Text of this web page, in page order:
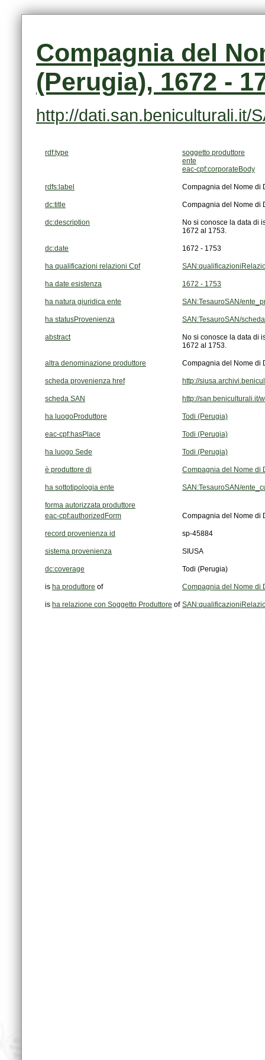
(Perugia), 1672 -
http://dati.san.beniculturali.it/
rdf:type
soggetto produttore
ente
eac-cpf:corporateBody
rdfs:label Compagnia del Nome di
dc:title Compagnia del Nome di
dc:description
1672 al 1753.
dc:date 1672 - 1753
ha qualificazioni relazioni Cpf
ha date esistenza 1672 - 1753
ha natura giuridica ente SAN:TesauroSAN/
ha statusProvenienza SAN:TesauroSAN/
abstract
1672 al 1753.
altra denominazione produttore Compagnia del Nome di
scheda provenienza href http://
scheda SAN http://san.beniculturali.it/
ha luogoProduttore Todi (Perugia)
eac-cpf:hasPlace Todi (Perugia)
ha luogo Sede Todi (Perugia)
è produttore di Compagnia del Nome di
ha sottotipologia ente SAN:TesauroSAN/
forma autorizzata produttore
eac-cpf:authorizedForm
Compagnia del Nome di
record provenienza id sp-45884
sistema provenienza SIUSA
dc:coverage Todi (Perugia)
is ha produttore of Compagnia del Nome di
is ha relazione con Soggetto Produttore of